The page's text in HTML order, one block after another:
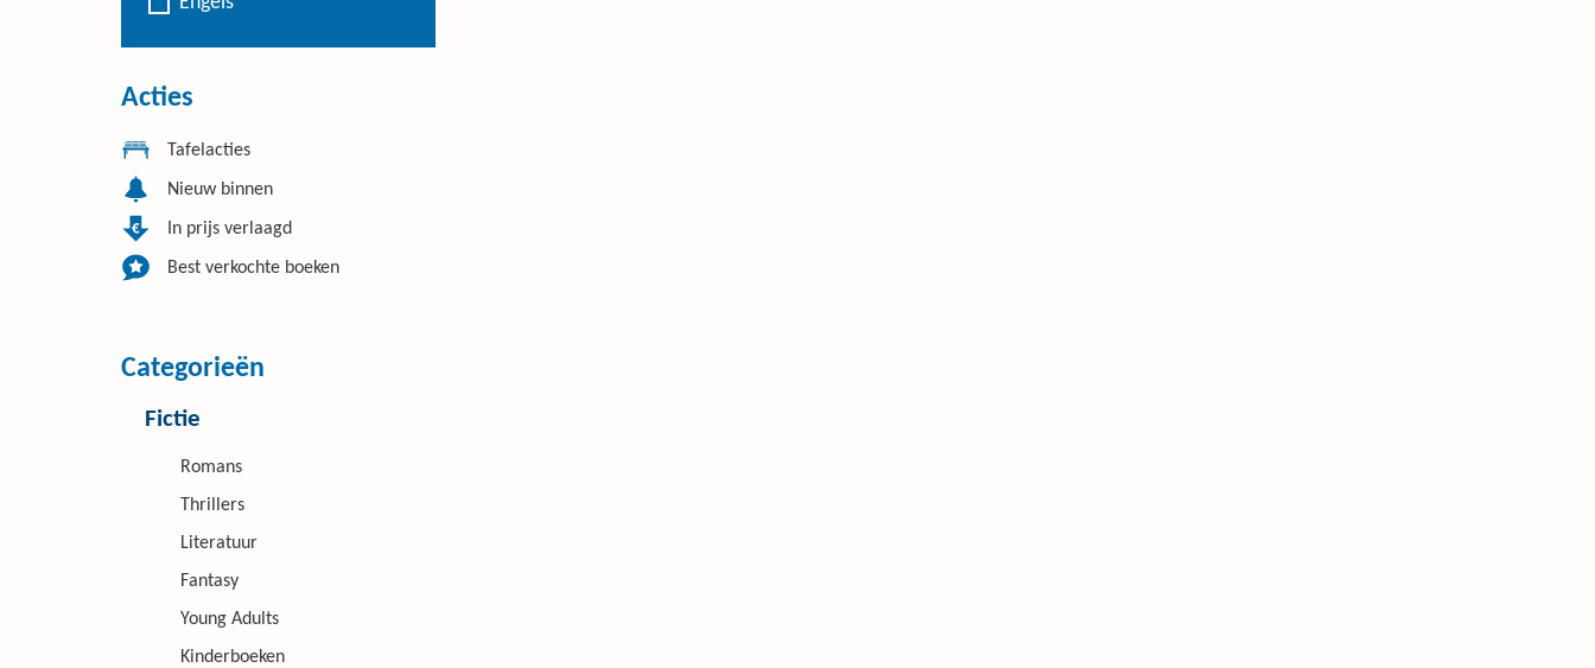
Acties
Tafelacties
Nieuw binnen
In prijs verlaagd
Best verkochte boeken
Categorieën
Fictie
Romans
Thrillers
Literatuur
Fantasy
Young Adults
Kinderboeken